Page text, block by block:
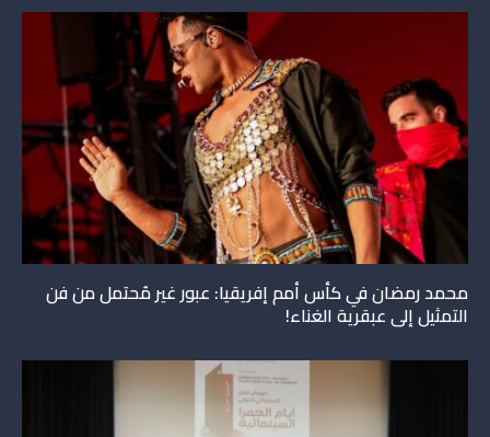
محمد رمضان في كأس أمم إفريقيا: عبور غير مُحتمل من فن
التمثيل إلى عبقرية الغناء!